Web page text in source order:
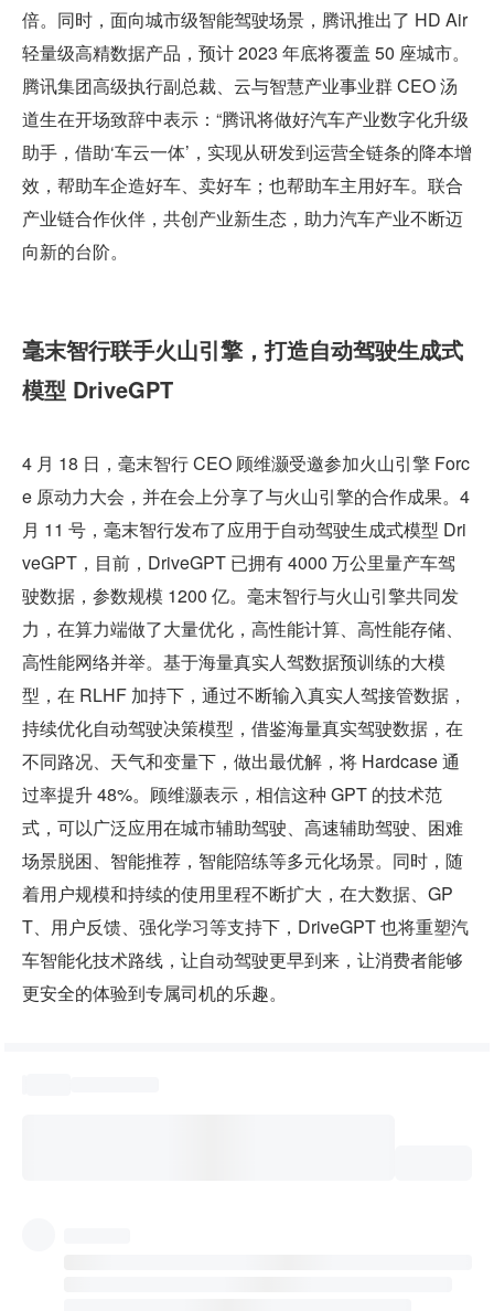
倍。同时，面向城市级智能驾驶场景，腾讯推出了 HD Air
轻量级高精数据产品，预计 2023 年底将覆盖 50 座城市。
腾讯集团高级执行副总裁、云与智慧产业事业群 CEO 汤
道生在开场致辞中表示：“腾讯将做好汽车产业数字化升级
助手，借助‘车云一体’，实现从研发到运营全链条的降本增
效，帮助车企造好车、卖好车；也帮助车主用好车。联合
产业链合作伙伴，共创产业新生态，助力汽车产业不断迈
向新的台阶。
毫末智行联手火山引擎，打造自动驾驶生成式
模型 DriveGPT
4 月 18 日，毫末智行 CEO 顾维灏受邀参加火山引擎 Forc
e 原动力大会，并在会上分享了与火山引擎的合作成果。4
月 11 号，毫末智行发布了应用于自动驾驶生成式模型 Dri
veGPT，目前，DriveGPT 已拥有 4000 万公里量产车驾
驶数据，参数规模 1200 亿。毫末智行与火山引擎共同发
力，在算力端做了大量优化，高性能计算、高性能存储、
高性能网络并举。基于海量真实人驾数据预训练的大模
型，在 RLHF 加持下，通过不断输入真实人驾接管数据，
持续优化自动驾驶决策模型，借鉴海量真实驾驶数据，在
不同路况、天气和变量下，做出最优解，将 Hardcase 通
过率提升 48%。顾维灏表示，相信这种 GPT 的技术范
式，可以广泛应用在城市辅助驾驶、高速辅助驾驶、困难
场景脱困、智能推荐，智能陪练等多元化场景。同时，随
着用户规模和持续的使用里程不断扩大，在大数据、GP
T、用户反馈、强化学习等支持下，DriveGPT 也将重塑汽
车智能化技术路线，让自动驾驶更早到来，让消费者能够
更安全的体验到专属司机的乐趣。